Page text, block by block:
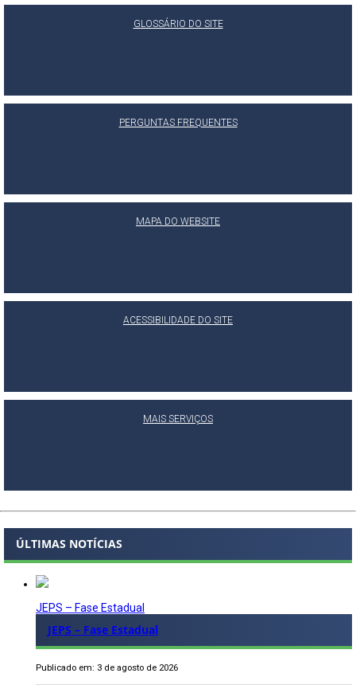
GLOSSÁRIO DO SITE
PERGUNTAS FREQUENTES
MAPA DO WEBSITE
ACESSIBILIDADE DO SITE
MAIS SERVIÇOS
ÚLTIMAS NOTÍCIAS
JEPS – Fase Estadual
JEPS – Fase Estadual
Publicado em: 3 de agosto de 2026